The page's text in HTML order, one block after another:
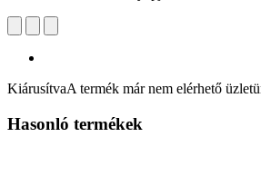
KiárusítvaA termék már nem elérhető
Hasonló termékek